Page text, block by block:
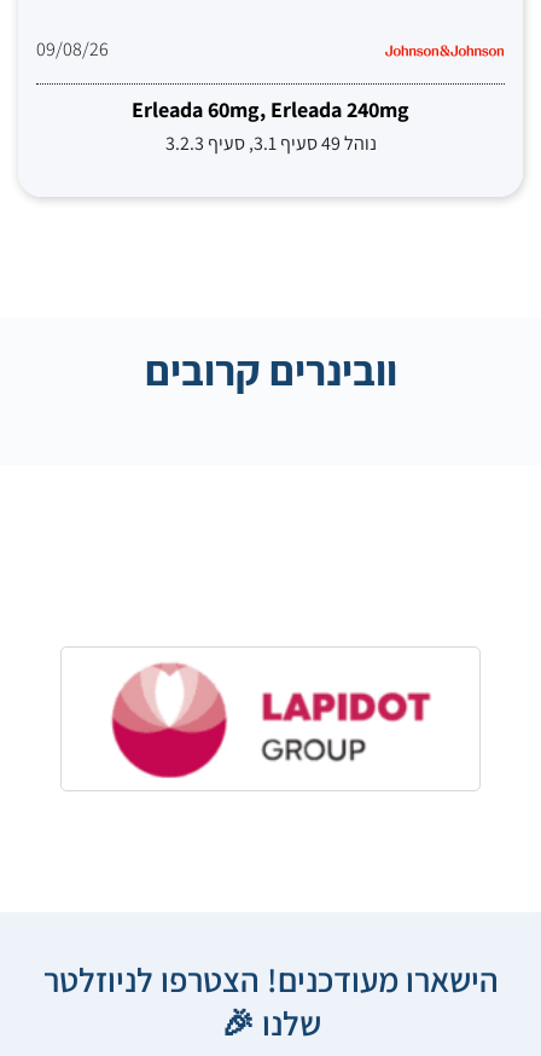
09/08/26
Erleada 60mg, Erleada 240mg
נוהל 49 סעיף 3.1, סעיף 3.2.3
וובינרים קרובים
הישארו מעודכנים! הצטרפו לניוזלטר
שלנו 🎉